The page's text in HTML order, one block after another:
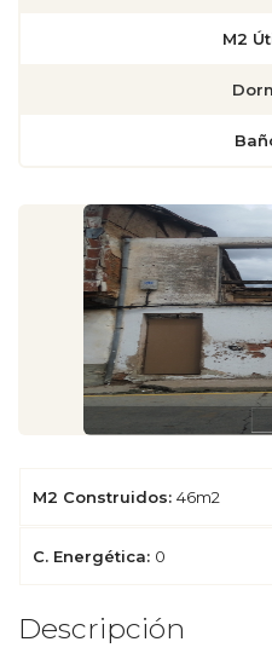
M2
M2 Construidos: 46m2
C. Energética: 0
Descripción